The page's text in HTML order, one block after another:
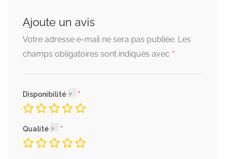
Ajoute un avis
Votre adresse e-mail ne sera pas publiée. Les
champs obligatoires sont indiqués avec *
Disponibilité
Qualité